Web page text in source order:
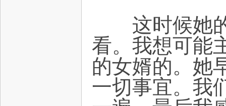
这时候她的
看。我想可能
的女婿的。她
一切事宜。我